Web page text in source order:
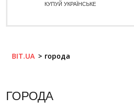
КУПУЙ УКРАЇНСЬКЕ
BIT.UA города
ГОРОДА